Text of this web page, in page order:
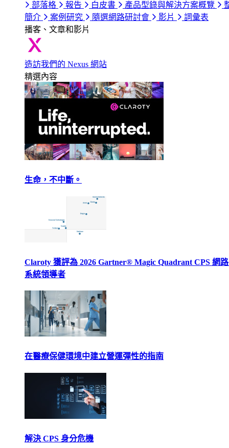
部落格
報告 白皮書 產品型錄與解決方案概覽
簡介
案例研究 隨選網路研討會 影片
詞彙表
播客、文章和影片
造訪我們的 Nexus 網站
精選內容
生命，不中斷。
Claroty 獲評為 2026 Gartner® Magic Quadrant CPS 網
系統領導者
在醫療保健環境中建立營運彈性的指南
解決 CPS 身分危機